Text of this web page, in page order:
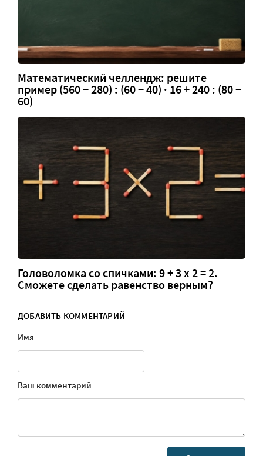
Математический челлендж: решите
пример (560 − 280) : (60 − 40) · 16 + 240 : (80 −
60)
Головоломка со спичками: 9 + 3 х 2 = 2.
Сможете сделать равенство верным?
ДОБАВИТЬ КОММЕНТАРИЙ
Имя
Ваш комментарий